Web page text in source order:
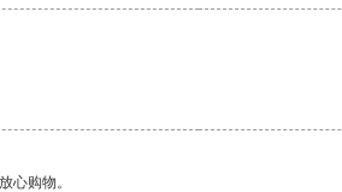
心购物。